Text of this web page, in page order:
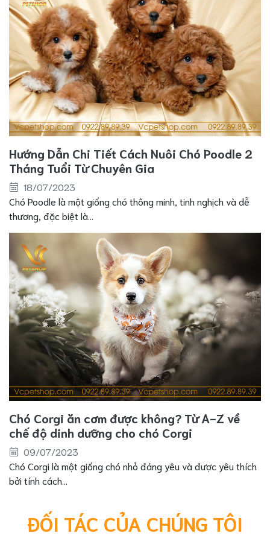
Hướng Dẫn Chi Tiết Cách Nuôi Chó Poodle 2
Tháng Tuổi Từ Chuyên Gia
18/07/2023
Chó Poodle là một giống chó thông minh, tinh nghịch và dễ
thương, đặc biệt là...
Chó Corgi ăn cơm được không? Từ A-Z về
chế độ dinh dưỡng cho chó Corgi
09/07/2023
Chó Corgi là một giống chó nhỏ đáng yêu và được yêu thích
bởi tính cách...
ĐỐI TÁC CỦA CHÚNG TÔI